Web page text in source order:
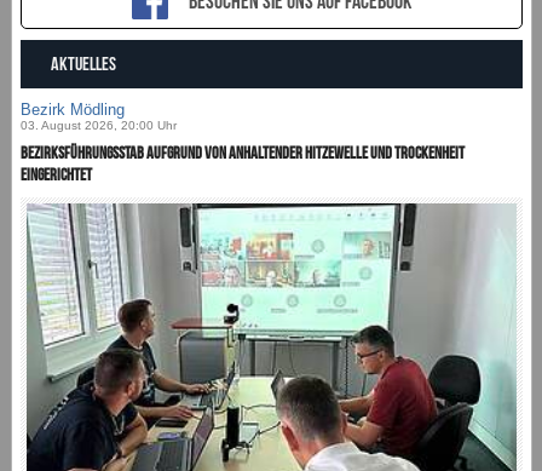
AKTUELLES
Bezirk Mödling
03. August 2026, 20:00 Uhr
Bezirksführungsstab aufgrund von anhaltender Hitzewelle und Trockenheit
eingerichtet